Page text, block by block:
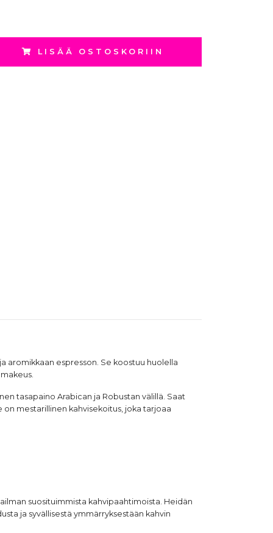
LISÄÄ OSTOSKORIIN
aromikkaan espresson . Se koostuu huolella
tasapaino Arabican ja Robustan välillä. Saat
on mestarillinen kahvisekoitus, joka tarjoaa
suosituimmista kahvipaahtimoista. Heidän
ja syvällisestä ymmärryksestään kahvin